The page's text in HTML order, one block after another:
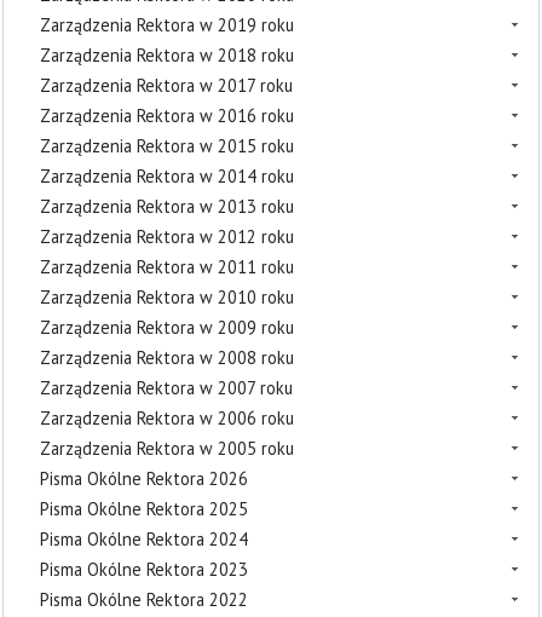
Zarządzenia Rektora w 2019 roku
Zarządzenia Rektora w 2018 roku
Zarządzenia Rektora w 2017 roku
Zarządzenia Rektora w 2016 roku
Zarządzenia Rektora w 2015 roku
Zarządzenia Rektora w 2014 roku
Zarządzenia Rektora w 2013 roku
Zarządzenia Rektora w 2012 roku
Zarządzenia Rektora w 2011 roku
Zarządzenia Rektora w 2010 roku
Zarządzenia Rektora w 2009 roku
Zarządzenia Rektora w 2008 roku
Zarządzenia Rektora w 2007 roku
Zarządzenia Rektora w 2006 roku
Zarządzenia Rektora w 2005 roku
Pisma Okólne Rektora 2026
Pisma Okólne Rektora 2025
Pisma Okólne Rektora 2024
Pisma Okólne Rektora 2023
Pisma Okólne Rektora 2022